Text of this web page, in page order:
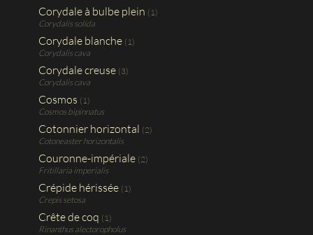
Corydale à bulbe plein (1)
Corydalis solida
Corydale blanche (1)
Corydalis cava
Corydale creuse (3)
Corydalis cava
Cosmos (1)
Cosmos bipinnatus
Cotonnier horizontal (2)
Cotoneaster horizontalis
Couronne-impériale (2)
Fritillaria imperialis
Crépide hérissée (1)
Crepis setosa
Crête de coq (1)
Rinanthus alectoropholus